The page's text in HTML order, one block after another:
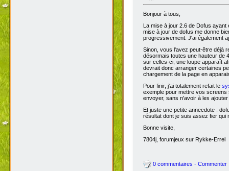
Bonjour à tous,
La mise à jour 2.6 de Dofus
mise à jour de dofus me donne
progressivement. J'ai également
Sinon, vous l'avez peut-être déjà
désormais toutes une hauteur de
sur celles-ci, une loupe apparaît
devrait donc arranger certaines
chargement de la page en
Pour finir, j'ai totalement refait le
exemple pour mettre vos
envoyer, sans n'avoir à les
Et juste une petite annecdote :
résultat dont je suis assez fier qui
Bonne visite,
7804j, forumjeux sur Rykke-Errel
0 commentaires - Commenter